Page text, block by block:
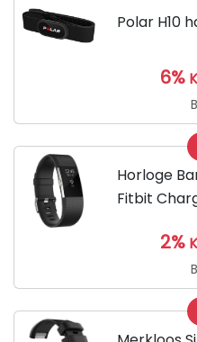
Polar H10
6%
Horloge
Fitbit
Armband
voor de
Polsband /
2%